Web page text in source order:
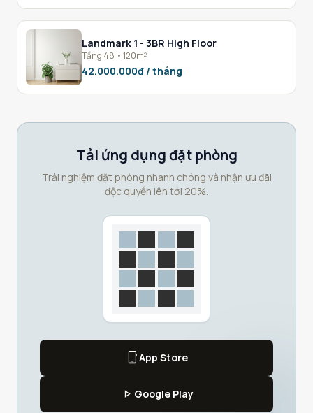
Landmark 1 - 3BR High Floor
Tầng 48 • 120m²
42.000.000đ / tháng
Tải ứng dụng đặt phòng
Trải nghiệm đặt phòng nhanh chóng và nhận ưu đãi
độc quyền lên tới 20%.
phone_iphoneApp Store
play_arrow Google Play